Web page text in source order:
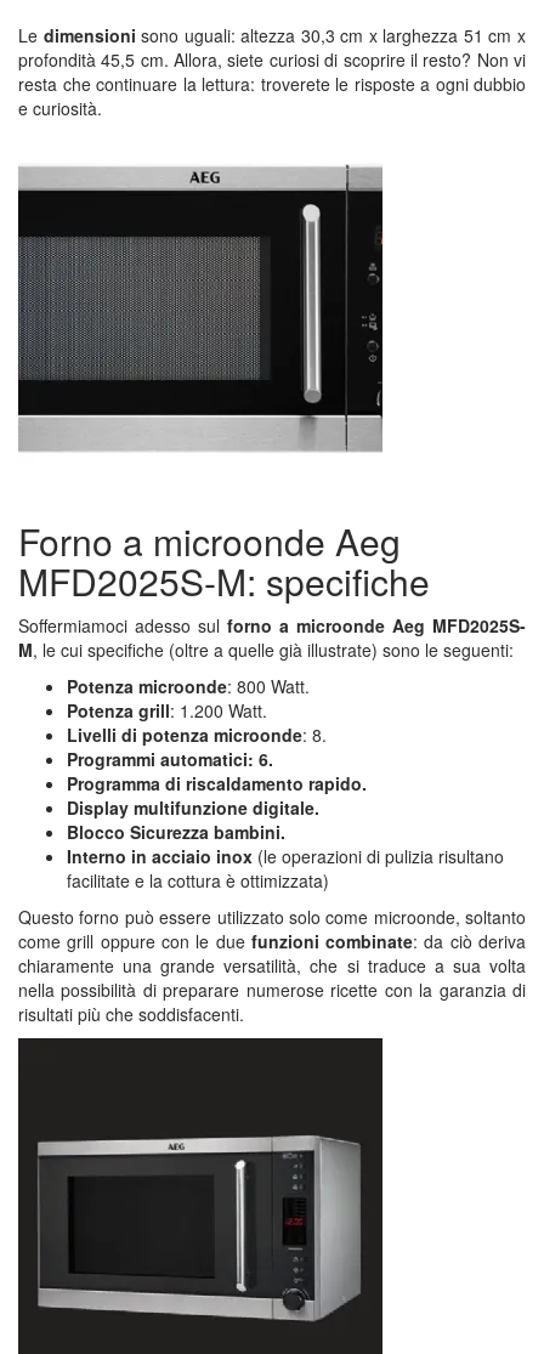
Le dimensioni sono uguali: altezza 30,3 cm x larghezza 51 cm x
profondità 45,5 cm. Allora, siete curiosi di scoprire il resto? Non vi
resta che continuare la lettura: troverete le risposte a ogni dubbio
e curiosità.
Forno a microonde Aeg
MFD2025S-M: specifiche
Soffermiamoci adesso sul forno a microonde Aeg MFD2025S-
M, le cui specifiche (oltre a quelle già illustrate) sono le seguenti:
Potenza microonde: 800 Watt.
Potenza grill: 1.200 Watt.
Livelli di potenza microonde: 8.
Programmi automatici: 6.
Programma di riscaldamento rapido.
Display multifunzione digitale.
Blocco Sicurezza bambini.
Interno in acciaio inox (le operazioni di pulizia risultano
facilitate e la cottura è ottimizzata)
Questo forno può essere utilizzato solo come microonde, soltanto
come grill oppure con le due funzioni combinate: da ciò deriva
chiaramente una grande versatilità, che si traduce a sua volta
nella possibilità di preparare numerose ricette con la garanzia di
risultati più che soddisfacenti.